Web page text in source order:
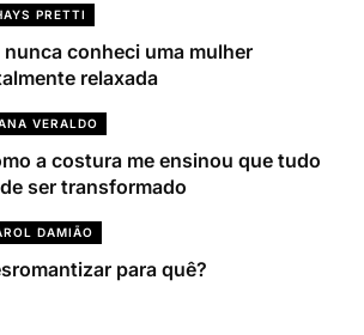
PRETTI
nunca conheci uma mulher
relaxada
VERALDO
a costura me ensinou que tudo
ser transformado
DAMIÃO
para quê?